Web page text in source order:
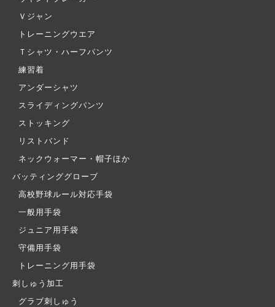
Ｖジャン
トレーニングウエア
Ｔシャツ・ハーフパンツ
練習着
アンダーシャツ
スライディングパンツ
ストッキング
リストバンド
ネックウォーマー・帽子ほか
バッティンググローブ
高校野球ルール対応手袋
一般用手袋
ジュニア用手袋
守備用手袋
トレーニング用手袋
刺しゅう加工
グラブ刺しゅう